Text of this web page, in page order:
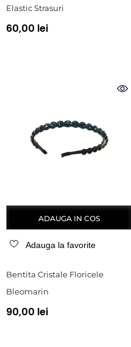
Elastic Strasuri
60,00 lei
ADAUGA IN COS
Adauga la favorite
Bentita Cristale Floricele
Bleomarin
90,00 lei